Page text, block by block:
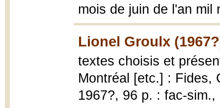
mois de juin de l'an mil
Lionel Groulx
textes choisis et
Montréal [etc.] : Fides,
1967?, 96 p. : fac-